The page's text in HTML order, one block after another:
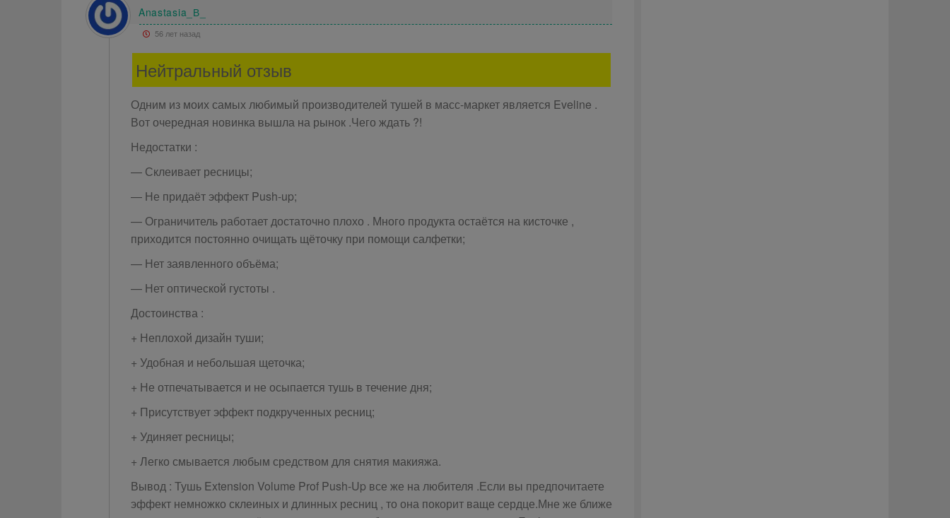
Anastasia_В_
56 лет назад
Нейтральный отзыв
Одним из моих самых любимый производителей тушей в масс-маркет является Eveline .
Вот очередная новинка вышла на рынок .Чего ждать ?!
Недостатки :
— Склеивает ресницы;
— Не придаёт эффект Push-up;
— Ограничитель работает достаточно плохо . Много продукта остаётся на кисточке ,
приходится постоянно очищать щёточку при помощи салфетки;
— Нет заявленного объёма;
— Нет оптической густоты .
Достоинства :
+ Неплохой дизайн туши;
+ Удобная и небольшая щеточка;
+ Не отпечатывается и не осыпается тушь в течение дня;
+ Присутствует эффект подкрученных ресниц;
+ Удиняет ресницы;
+ Легко смывается любым средством для снятия макияжа.
Вывод : Тушь Extension Volume Prof Push-Up все же на любителя .Если вы предпочитаете
эффект немножко склеиных и длинных ресниц , то она покорит ваще сердце.Мне же ближе